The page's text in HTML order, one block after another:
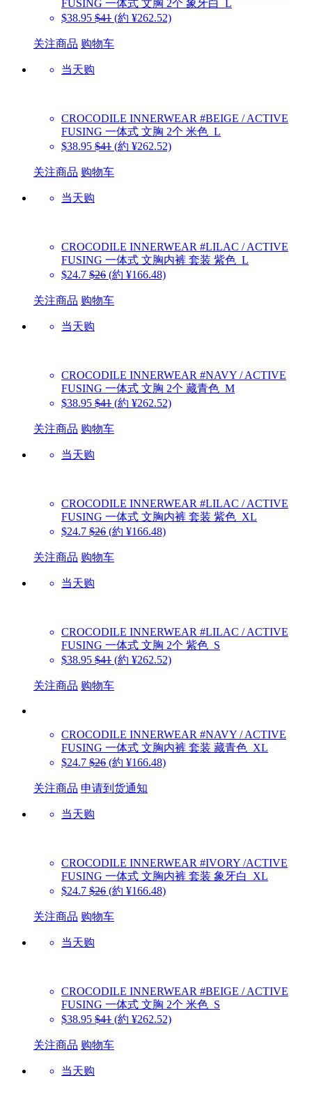
FUSING 一体式 文胸 2个 象牙白_L
$38.95 $41 (約 ¥262.52)
关注商品 购物车
当天购
CROCODILE INNERWEAR #BEIGE / ACTIVE
FUSING 一体式 文胸 2个 米色_L
$38.95 $41 (約 ¥262.52)
关注商品 购物车
当天购
CROCODILE INNERWEAR #LILAC / ACTIVE
FUSING 一体式 文胸内裤 套装 紫色_L
$24.7 $26 (約 ¥166.48)
关注商品 购物车
当天购
CROCODILE INNERWEAR #NAVY / ACTIVE
FUSING 一体式 文胸 2个 藏青色_M
$38.95 $41 (約 ¥262.52)
关注商品 购物车
当天购
CROCODILE INNERWEAR #LILAC / ACTIVE
FUSING 一体式 文胸内裤 套装 紫色_XL
$24.7 $26 (約 ¥166.48)
关注商品 购物车
当天购
CROCODILE INNERWEAR #LILAC / ACTIVE
FUSING 一体式 文胸 2个 紫色_S
$38.95 $41 (約 ¥262.52)
关注商品 购物车
CROCODILE INNERWEAR #NAVY / ACTIVE
FUSING 一体式 文胸内裤 套装 藏青色_XL
$24.7 $26 (約 ¥166.48)
关注商品 申请到货通知
当天购
CROCODILE INNERWEAR #IVORY /ACTIVE
FUSING 一体式 文胸内裤 套装 象牙白_XL
$24.7 $26 (約 ¥166.48)
关注商品 购物车
当天购
CROCODILE INNERWEAR #BEIGE / ACTIVE
FUSING 一体式 文胸 2个 米色_S
$38.95 $41 (約 ¥262.52)
关注商品 购物车
当天购